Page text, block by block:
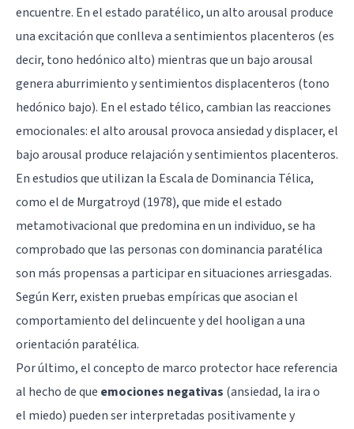
encuentre. En el estado paratélico, un alto arousal produce
una excitación que conlleva a sentimientos placenteros (es
decir, tono hedónico alto) mientras que un bajo arousal
genera aburrimiento y sentimientos displacenteros (tono
hedónico bajo). En el estado télico, cambian las reacciones
emocionales: el alto arousal provoca ansiedad y displacer, el
bajo arousal produce relajación y sentimientos placenteros.
En estudios que utilizan la Escala de Dominancia Télica,
como el de Murgatroyd (1978), que mide el estado
metamotivacional que predomina en un individuo, se ha
comprobado que las personas con dominancia paratélica
son más propensas a participar en situaciones arriesgadas.
Según Kerr, existen pruebas empíricas que asocian el
comportamiento del delincuente y del hooligan a una
orientación paratélica.
Por último, el concepto de marco protector hace referencia
al hecho de que emociones negativas (ansiedad, la irao
el miedo) pueden ser interpretadas positivamente y